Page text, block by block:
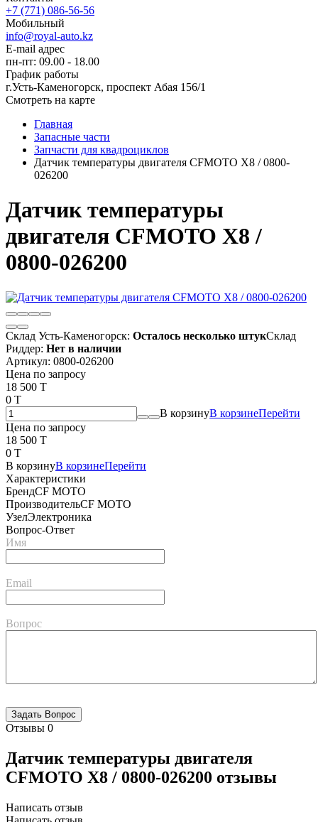
+7 (771) 086-56-56
Мобильный
info@royal-auto.kz
E-mail адрес
пн-пт: 09.00 - 18.00
График работы
г.Усть-Каменогорск, проспект Абая 156/1
Смотреть на карте
Главная
Запасные части
Запчасти для квадроциклов
Датчик температуры двигателя CFMOTO X8 / 0800-
026200
Датчик температуры
двигателя CFMOTO X8 /
0800-026200
Склад Усть-Каменогорск: Осталось несколько штукСклад
Риддер: Нет в наличии
Артикул: 0800-026200
Цена по запросу
18 500 T
0 T
В корзинуВ корзинеПерейти
Цена по запросу
18 500 T
0 T
В корзинуВ корзинеПерейти
Характеристики
БрендCF MOTO
ПроизводительCF MOTO
УзелЭлектроника
Вопрос-Ответ
Имя
Email
Вопрос
Отзывы 0
Датчик температуры двигателя
CFMOTO X8 / 0800-026200 отзывы
Написать отзыв